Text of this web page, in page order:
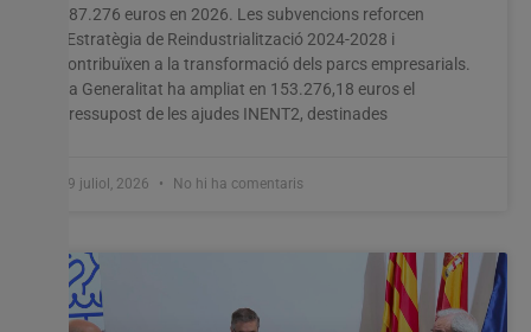
587.276 euros en 2026. Les subvencions reforcen
l’Estratègia de Reindustrialització 2024-2028 i
contribuïxen a la transformació dels parcs empresarials.
La Generalitat ha ampliat en 153.276,18 euros el
pressupost de les ajudes INENT2, destinades
29 juliol, 2026 No hi ha comentaris